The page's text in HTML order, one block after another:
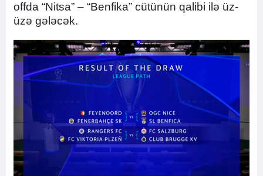
offda “Nitsa” – “Benfika” cütünün qalibi ilə üz-
üzə gələcək.